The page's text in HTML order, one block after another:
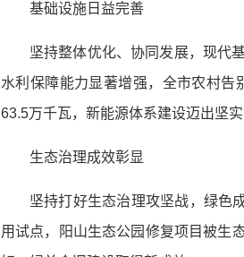
基础设施日益完善
坚持整体优化、协同发展，现代
水利保障能力显著增强，全市农村告
63.5万千瓦，新能源体系建设迈出坚实
生态治理成效彰显
坚持打好生态治理攻坚战，绿色
用试点，阳山生态公园修复项目被生